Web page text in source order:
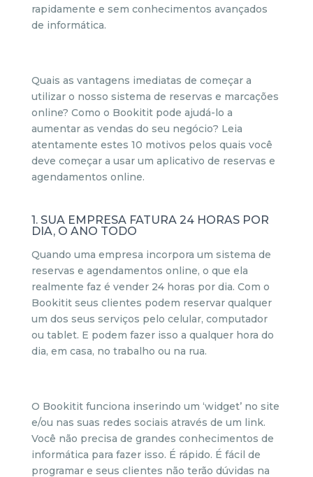
rapidamente e sem conhecimentos avançados
de informática.
Quais as vantagens imediatas de começar a
utilizar o nosso sistema de reservas e marcações
online? Como o Bookitit pode ajudá-lo a
aumentar as vendas do seu negócio? Leia
atentamente estes 10 motivos pelos quais você
deve começar a usar um aplicativo de reservas e
agendamentos online.
1. SUA EMPRESA FATURA 24 HORAS POR
DIA, O ANO TODO
Quando uma empresa incorpora um sistema de
reservas e agendamentos online, o que ela
realmente faz é vender 24 horas por dia. Com o
Bookitit seus clientes podem reservar qualquer
um dos seus serviços pelo celular, computador
ou tablet. E podem fazer isso a qualquer hora do
dia, em casa, no trabalho ou na rua.
O Bookitit funciona inserindo um ‘widget’ no site
e/ou nas suas redes sociais através de um link.
Você não precisa de grandes conhecimentos de
informática para fazer isso. É rápido. É fácil de
programar e seus clientes não terão dúvidas na